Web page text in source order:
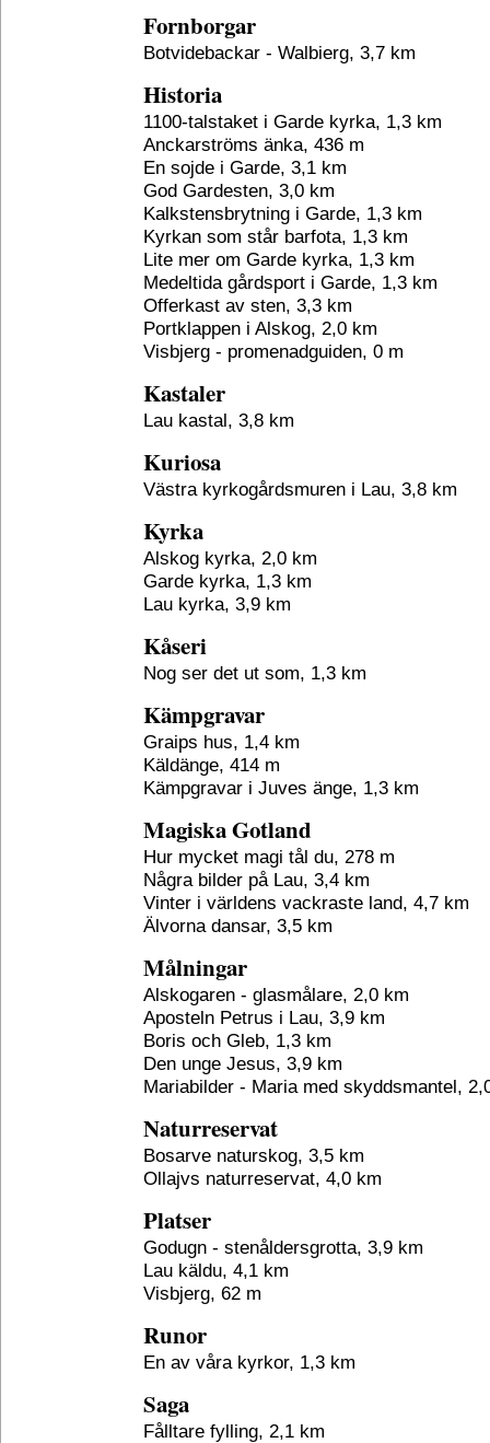
Fornborgar
Botvidebackar - Walbierg, 3,7 km
Historia
1100-talstaket i Garde kyrka, 1,3 km
Anckarströms änka, 436 m
En sojde i Garde, 3,1 km
God Gardesten, 3,0 km
Kalkstensbrytning i Garde, 1,3 km
Kyrkan som står barfota, 1,3 km
Lite mer om Garde kyrka, 1,3 km
Medeltida gårdsport i Garde, 1,3 km
Offerkast av sten, 3,3 km
Portklappen i Alskog, 2,0 km
Visbjerg - promenadguiden, 0 m
Kastaler
Lau kastal, 3,8 km
Kuriosa
Västra kyrkogårdsmuren i Lau, 3,8 km
Kyrka
Alskog kyrka, 2,0 km
Garde kyrka, 1,3 km
Lau kyrka, 3,9 km
Kåseri
Nog ser det ut som, 1,3 km
Kämpgravar
Graips hus, 1,4 km
Käldänge, 414 m
Kämpgravar i Juves änge, 1,3 km
Magiska Gotland
Hur mycket magi tål du, 278 m
Några bilder på Lau, 3,4 km
Vinter i världens vackraste land, 4,7 km
Älvorna dansar, 3,5 km
Målningar
Alskogaren - glasmålare, 2,0 km
Aposteln Petrus i Lau, 3,9 km
Boris och Gleb, 1,3 km
Den unge Jesus, 3,9 km
Mariabilder - Maria med skyddsmantel,
Naturreservat
Bosarve naturskog, 3,5 km
Ollajvs naturreservat, 4,0 km
Platser
Godugn - stenåldersgrotta, 3,9 km
Lau käldu, 4,1 km
Visbjerg, 62 m
Runor
En av våra kyrkor, 1,3 km
Saga
Fålltare fylling, 2,1 km